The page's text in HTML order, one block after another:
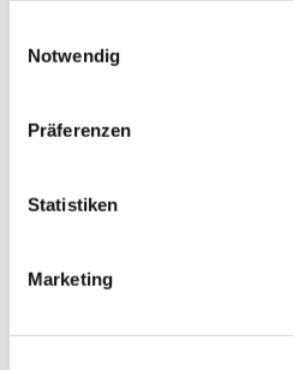
Notwendig
Präferenzen
Statistiken
Marketing
33421000